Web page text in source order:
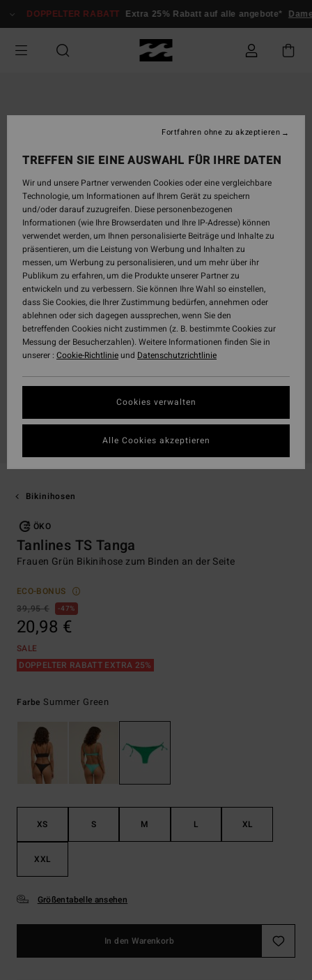
zur
springen
DOPPELTER RABATT Extra 25% Rabatt auf alle angebote* Damen
Bikinihosen
ÖKO
Tanlines TS Tanga
Frauen Grün Bikinihose zum Binden an der Seite
ECO-BONUS
39,95 €
47%
20,98 €
SALE
DOPPELTER RABATT EXTRA 25%
Farbe Summer Green
XS S M L XL
XXL
Größentabelle ansehen
In den Warenkorb
TREFFEN SIE EINE AUSWAHL FÜR IHRE DATEN
Wir und unsere Partner verwenden Cookies oder eine vergleichbare
Technologie, um Informationen auf Ihrem Gerät zu speichern
und/oder darauf zuzugreifen. Diese personenbezogenen
Informationen (wie Ihre Browserdaten und Ihre IP-Adresse) können
verwendet werden, um Ihnen personalisierte Beiträge und Inhalte zu
präsentieren, um die Leistung von Werbung und Inhalten zu
messen, um Werbung zu personalisieren, und um mehr über ihr
Publikum zu erfahren, um die Produkte unserer Partner zu
entwickeln und zu verbessern. Sie können Ihre Wahl so einstellen,
dass Sie Cookies, die Ihrer Zustimmung bedürfen, annehmen oder
ablehnen oder sich dagegen aussprechen, wenn Sie den
betreffenden Cookies nicht zustimmen (z. B. bestimmte Cookies zur
Messung der Besucherzahlen). Weitere Informationen finden Sie in
unserer : Cookie-Richtlinieund Datenschutzrichtlinie
Cookies verwalten
Fortfahren ohne zu akzeptieren
Alle Cookies akzeptieren